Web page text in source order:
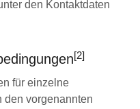
den Kontaktdaten
[2]
für einzelne
den vorgenannten